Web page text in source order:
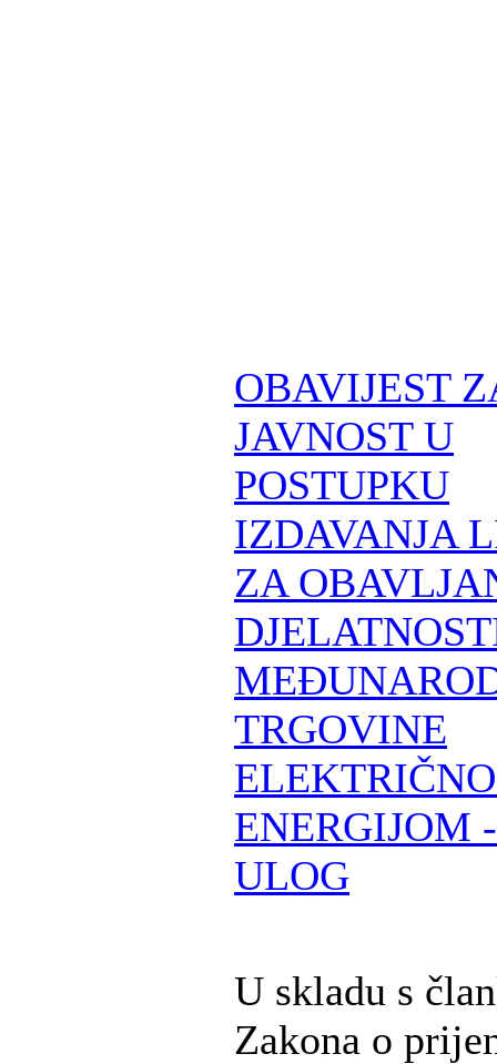
OBAVIJEST
JAVNOST U
POSTUPKU
IZDAVANJA
ZA
TRGOVINE
ENERGIJOM
ULOG
U skladu s
Zakona o